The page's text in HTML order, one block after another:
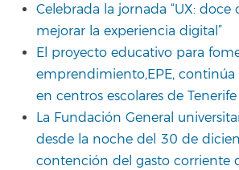
Celebrada la jornada “UX: doce
mejorar la experiencia digital”
El proyecto educativo para
emprendimiento,EPE, continúa
en centros escolares de Tenerife
La Fundación General
desde la noche del 30 de
contención del gasto corriente